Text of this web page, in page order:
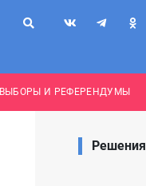
ВЫБОРЫ И РЕФЕРЕНДУМЫ
Решения